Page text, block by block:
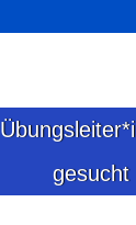
gesucht